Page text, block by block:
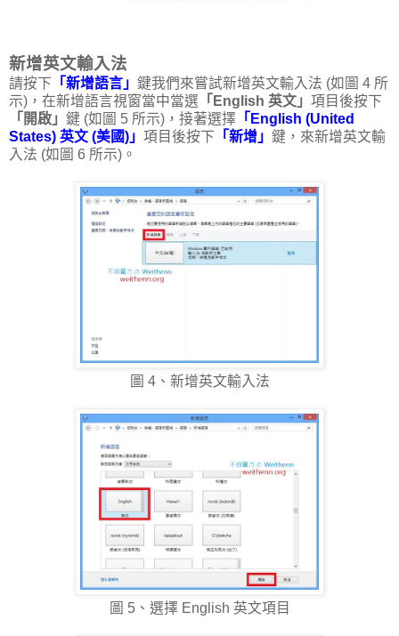
新增英文輸入法
請按下 「新增語言」 鍵我們來嘗試新增英文輸入法 (如圖 4 所
示)，在新增語言視窗當中當選 「English 英文」 項目後按下
「開啟」 鍵 (如圖 5 所示)，接著選擇 「English (United
States) 英文 (美國)」 項目後按下 「新增」 鍵，來新增英文輸
入法 (如圖 6 所示)。
圖 4、新增英文輸入法
圖 5、選擇 English 英文項目